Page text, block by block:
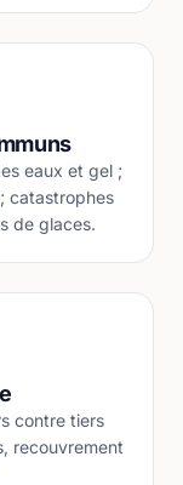
eaux et gel ;
catastrophes
de glaces.
contre tiers
recouvrement